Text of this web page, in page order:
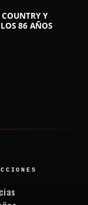
Y
86 AÑOS